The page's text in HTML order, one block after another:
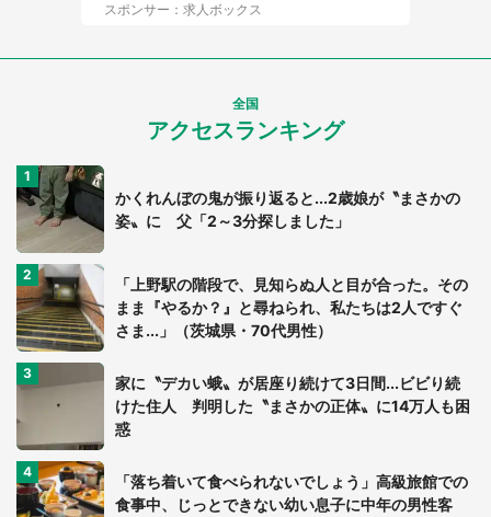
スポンサー：求人ボックス
全国
アクセスランキング
かくれんぼの鬼が振り返ると...2歳娘が〝まさかの
姿〟に 父「2～3分探しました」
「上野駅の階段で、見知らぬ人と目が合った。その
まま『やるか？』と尋ねられ、私たちは2人ですぐ
さま...」（茨城県・70代男性）
家に〝デカい蛾〟が居座り続けて3日間...ビビり続
けた住人 判明した〝まさかの正体〟に14万人も困
惑
「落ち着いて食べられないでしょう」高級旅館での
食事中、じっとできない幼い息子に中年の男性客